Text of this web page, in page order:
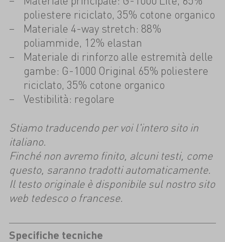
poliestere riciclato, 35% cotone organico
Materiale 4-way stretch: 88%
poliammide, 12% elastan
Materiale di rinforzo alle estremità delle
gambe: G-1000 Original 65% poliestere
riciclato, 35% cotone organico
Vestibilità: regolare
Stiamo traducendo per voi l'intero sito in
italiano.
Finché non avremo finito, alcuni testi, come
questo, saranno tradotti automaticamente.
Il testo originale è disponibile sul nostro sito
web tedesco o francese.
Specifiche tecniche